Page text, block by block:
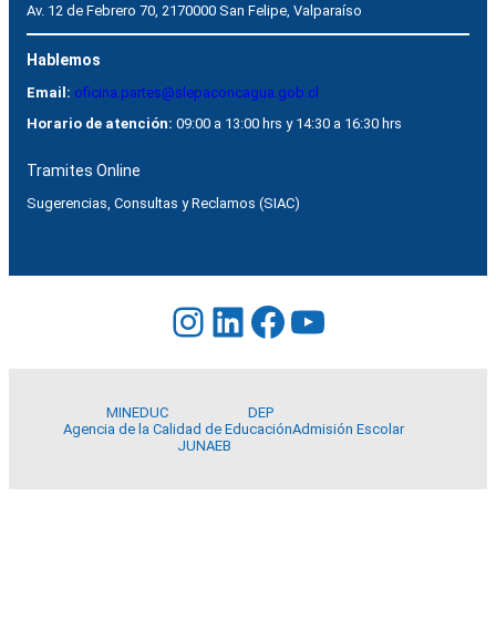
Av. 12 de Febrero 70, 2170000 San Felipe, Valparaíso
Hablemos
Email: oficina.partes@slepaconcagua.gob.cl
Horario de atención: 09:00 a 13:00 hrs y 14:30 a 16:30 hrs
Tramites Online
Sugerencias, Consultas y Reclamos (SIAC)
Instagram
LinkedIn
Facebook
YouTube
MINEDUC
DEP
Agencia de la Calidad de EducaciónAdmisión Escolar
JUNAEB